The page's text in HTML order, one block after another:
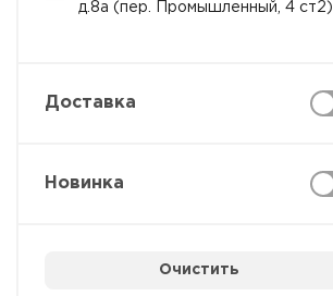
д.8а (пер. Промышленный, 4 ст2)
Доставка
Новинка
Очистить